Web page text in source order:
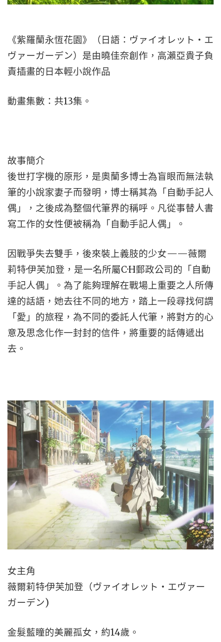
《紫羅蘭永恆花園》（日語：ヴァイオレット・エ
ヴァーガーデン）是由曉佳奈創作，高瀨亞貴子負
責插畫的日本輕小說作品
動畫集數：共13集。
故事簡介
後世打字機的原形，是奧蘭多博士為盲眼而無法執
筆的小說家妻子而發明，博士稱其為「自動手記人
偶」，之後成為整個代筆界的稱呼。凡從事替人書
寫工作的女性便被稱為「自動手記人偶」。
因戰爭失去雙手，後來裝上義肢的少女——薇爾
莉特·伊芙加登，是一名所屬C·H郵政公司的「自動
手記人偶」。為了能夠理解在戰場上重要之人所傳
達的話語，她去往不同的地方，踏上一段尋找何謂
「愛」的旅程，為不同的委託人代筆，將對方的心
意及思念化作一封封的信件，將重要的話傳遞出
去。
女主角
薇爾莉特·伊芙加登（ヴァイオレット・エヴァー
ガーデン)
金髮藍瞳的美麗孤女，約14歲。